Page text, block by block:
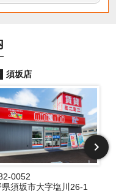
須坂店
0052
須坂市大字塩川26-1